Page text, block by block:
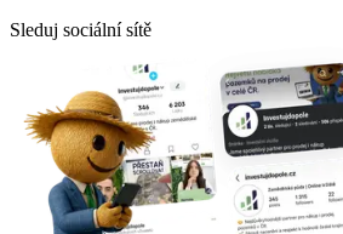
Sleduj sociální sítě